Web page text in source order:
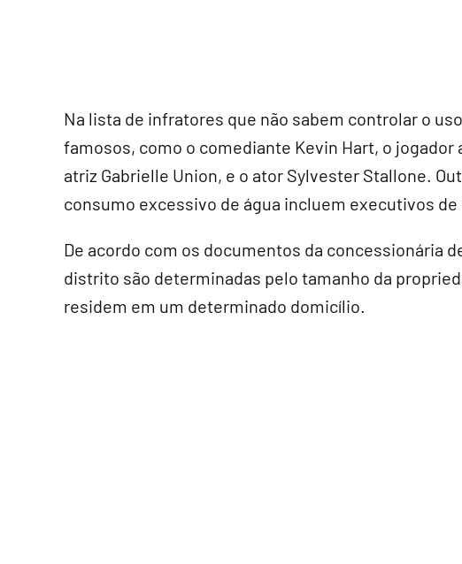
Na lista de infratores que não sabem controlar o
famosos, como o comediante Kevin Hart, o jogador
atriz Gabrielle Union, e o ator Sylvester Stallone.
consumo excessivo de água incluem executivos
De acordo com os documentos da concessionária
distrito são determinadas pelo tamanho da
residem em um determinado domicílio.